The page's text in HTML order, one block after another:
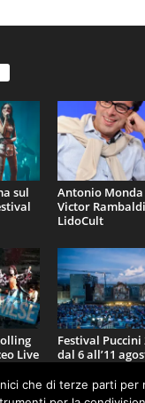
sul
Antonio Monda
Victor
LidoCult
Live
Festival Puccini
dal 6 all’11
che di terze parti